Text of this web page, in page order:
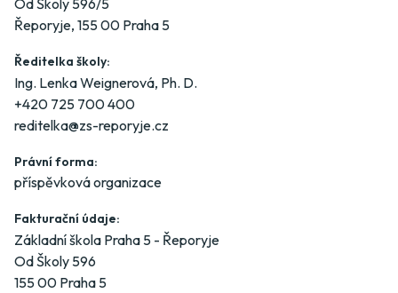
Řeporyje, 155 00 Praha 5
Ředitelka školy:
Ing. Lenka Weignerová, Ph. D.
+420 725 700 400
reditelka@zs-reporyje.cz
Právní forma:
příspěvková organizace
Fakturační údaje:
Základní škola Praha 5 - Řeporyje
Od Školy 596
155 00 Praha 5